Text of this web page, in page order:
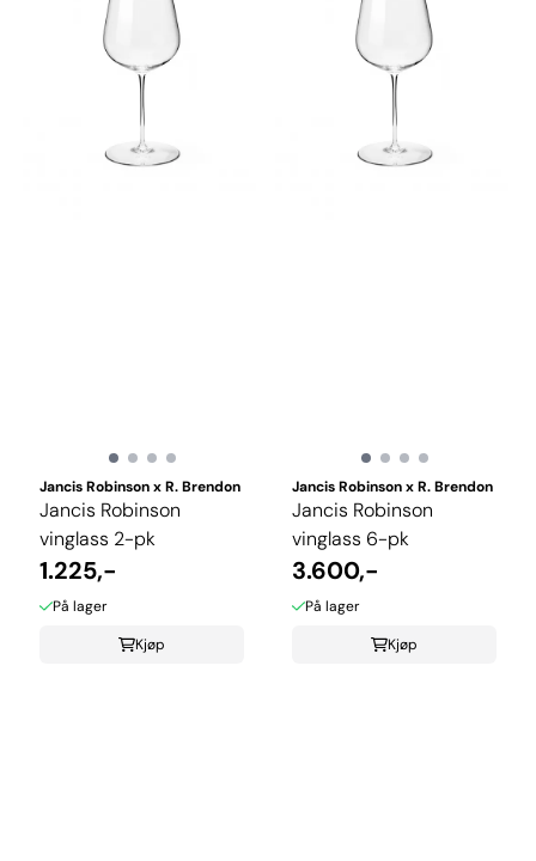
Jancis Robinson x R. Brendon
Jancis Robinson
vinglass 2-pk
1.225,-
På lager
Kjøp
Jancis Robinson x R. Brendon
Jancis Robinson
vinglass 6-pk
3.600,-
På lager
Kjøp